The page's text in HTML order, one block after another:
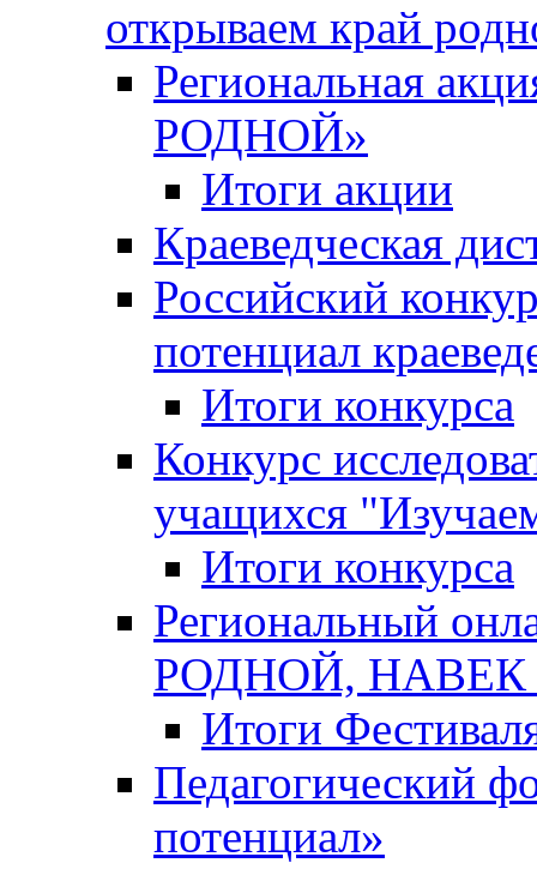
открываем край
Региональная
РОДНОЙ»
Итоги акции
Краеведческая
Российский
потенциал
Итоги конкурса
Конкурс
учащихся
Итоги конкурса
Региональный
РОДНОЙ,
Итоги
Педагогический
потенциал»